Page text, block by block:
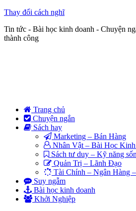
Thay đổi cách nghĩ
Tin tức - Bài học kinh doanh - Chuyện
thành công
Trang chủ
Chuyện ngắn
Sách hay
Marketing – Bán Hàng
Nhân Vật – Bài Học Kinh
Sách tư duy – Kỹ năng
Quản Trị – Lãnh Đạo
Tài Chính – Ngân Hàng
Suy ngẫm
Bài học kinh doanh
Khởi Nghiệp